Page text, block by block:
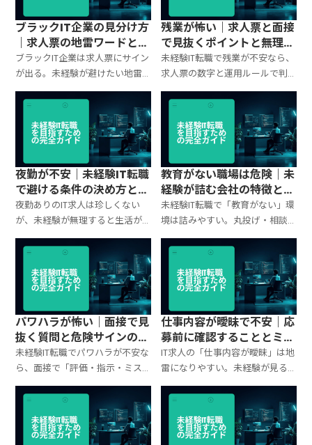
ブラックIT企業の見分け方
｜求人票の地雷ワードと面
接での確認ポイント
ブラックIT企業は求人票にサイン
が出る。未経験が避けたい地雷
ワード、条件の読み解き方、面接
での確認質問を整理。焦って即
決せず、事故る確率を下げるため
のチェックリスト。
残業が怖い｜求人票と面接
で見抜くポイントと無理し
ない線引き
未経験IT転職で残業が不安なら、
求人票の数字と運用ルールで判
定する。平均残業・繁忙期・固
定残業の罠、面接での確認質
問、無理しない条件の決め方を
整理。
夜勤が不安｜未経験IT転職
で避ける条件の決め方と確
認ポイント
夜勤ありのIT求人は珍しくない
が、未経験が無理すると生活が
崩れる。夜勤の種類（監視・運
用など）と現実、避けたい条件
の線引き、面接で確認すべき質問
を整理。
教育がない職場は危険｜未
経験が詰む会社の特徴と面
接での見抜き方
未経験IT転職で「教育がない」環
境は詰みやすい。丸投げ・相談
先なし・レビューなしの危険サ
インを整理し、求人票と面接で
見抜く質問テンプレ、入社後の
最小限の自衛策もまとめ。
パワハラが怖い｜面接で見
抜く質問と危険サインのチ
ェックリスト
未経験IT転職でパワハラが不安な
ら、面接で「評価・指示・ミス
対応・相談ルート」を具体に聞
く。危険サイン、質問テンプレ、
入社後に守るべき行動を整理。
仕事内容が曖昧で不安｜応
募前に確認することとミス
マッチ回避の質問テンプレ
IT求人の「仕事内容が曖昧」は地
雷になりやすい。未経験が見る
べきポイント（配属・作業範
囲・体制・評価）を整理し、面
接で具体を引き出す質問テンプ
レと判断基準をまとめ。